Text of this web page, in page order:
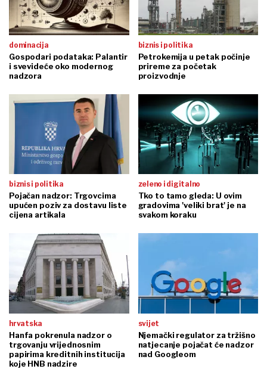
dominacija
Gospodari podataka: Palantir
i svevideće oko modernog
nadzora
biznis i politika
Petrokemija u petak počinje
prireme za početak
proizvodnje
biznis i politika
Pojačan nadzor: Trgovcima
upućen poziv za dostavu liste
cijena artikala
zeleno i digitalno
Tko to tamo gleda: U ovim
gradovima 'veliki brat' je na
svakom koraku
hrvatska
Hanfa pokrenula nadzor o
trgovanju vrijednosnim
papirima kreditnih institucija
koje HNB nadzire
svijet
Njemački regulator za tržišno
natjecanje pojačat će nadzor
nad Googleom